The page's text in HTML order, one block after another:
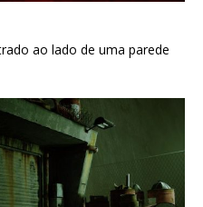
ao lado de uma parede